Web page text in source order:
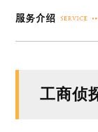
工商侦